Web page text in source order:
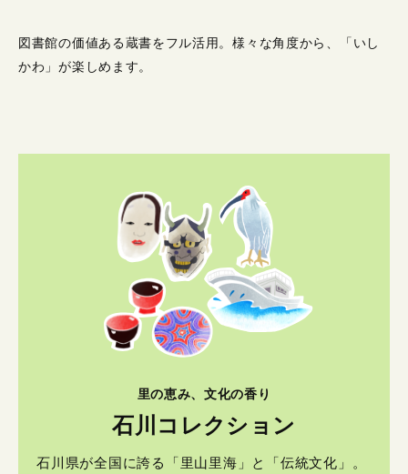
図書館の価値ある蔵書をフル活用。様々な角度から、「いし
かわ」が楽しめます。
里の恵み、文化の香り
石川コレクション
石川県が全国に誇る「里山里海」と「伝統文化」。